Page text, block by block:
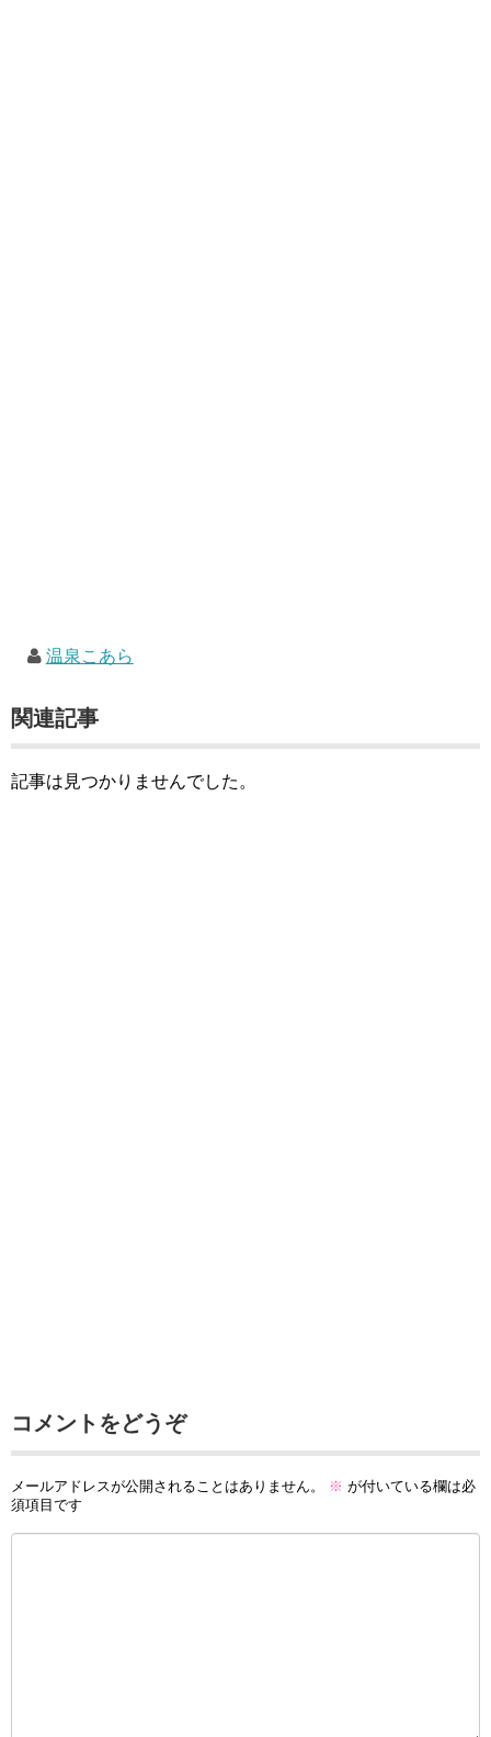
温泉こあら
関連記事
記事は見つかりませんでした。
コメントをどうぞ
メールアドレスが公開されることはありません。 ※ が付いている欄は必
須項目です